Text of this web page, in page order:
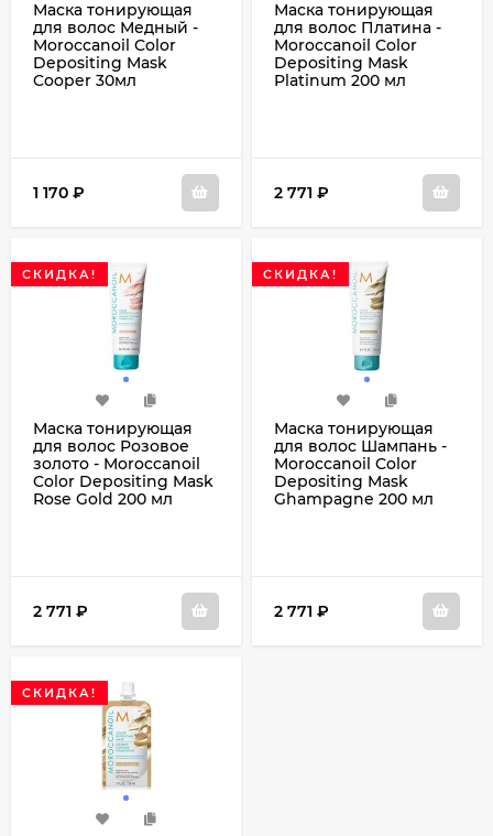
Маска тонирующая
для волос Медный -
Moroccanoil Color
Depositing Mask
Cooper 30мл
1 170 ₽
Маска тонирующая
для волос Платина -
Moroccanoil Color
Depositing Mask
Platinum 200 мл
2 771 ₽
СКИДКА!
Маска тонирующая
для волос Розовое
золото - Moroccanoil
Color Depositing Mask
Rose Gold 200 мл
2 771 ₽
СКИДКА!
Маска тонирующая
для волос Шампань -
Moroccanoil Color
Depositing Mask
Ghampagne 200 мл
2 771 ₽
СКИДКА!